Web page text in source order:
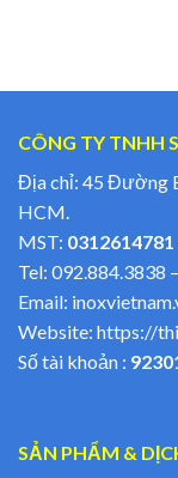
CÔNG TY TNHH
Địa chỉ: 45 Đường
HCM.
MST:
Tel: 092.884.3838 –
Email:
Website: https://
Số tài khoản :
SẢN PHẨM &